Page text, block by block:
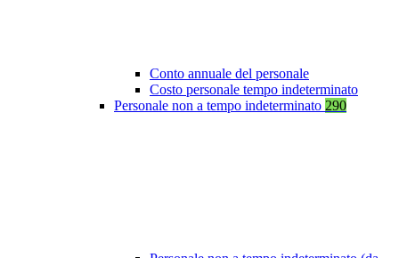
Conto annuale del personale
Costo personale tempo indeterminato
Personale non a tempo indeterminato 290